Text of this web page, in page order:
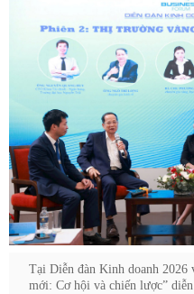
Tại Diễn đàn Kinh doanh 2026
mới: Cơ hội và chiến lược”